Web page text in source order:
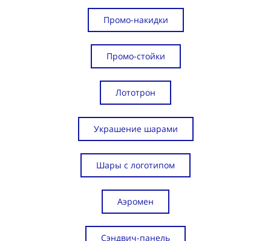
Промо-накидки
Промо-стойки
Лототрон
Украшение шарами
Шары с логотипом
Аэромен
Сэндвич-панель